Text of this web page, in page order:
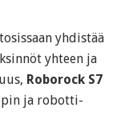
yhdistää
yhteen ja
Roborock S7
ja robotti-